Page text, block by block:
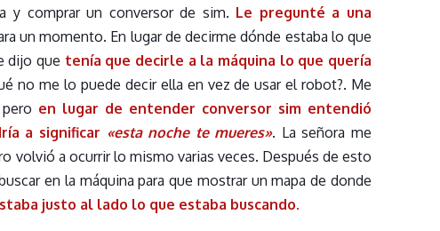
y comprar un conversor de sim. Le pregunté a una
un momento. En lugar de decirme dónde estaba lo que
dijo que tenía que decirle a la máquina lo que quería
no me lo puede decir ella en vez de usar el robot?. Me
pero en lugar de entender conversor sim entendió
a significar «esta noche te mueres». La señora me
volvió a ocurrir lo mismo varias veces. Después de esto
en la máquina para que mostrar un mapa de donde
justo al lado lo que estaba buscando.